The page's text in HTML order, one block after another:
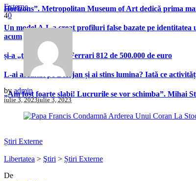
Horizons”. Metropolitan Museum of Art dedică prima
Un model A.I. a creat profiluri false bazate pe identitatea
acum
și-a „tunat” bolidul Ferrari 812 de 500.000 de euro
L-ai ascultat pe Bolojan și ai stins lumina? Iată ce
„Am fost foarte slabi! Lucrurile se vor schimba”. Mihai
Externe
40
by admin
iulie 3, 2023iulie 3, 2023
Știri Externe
Libertatea > Ştiri > Știri Externe
De